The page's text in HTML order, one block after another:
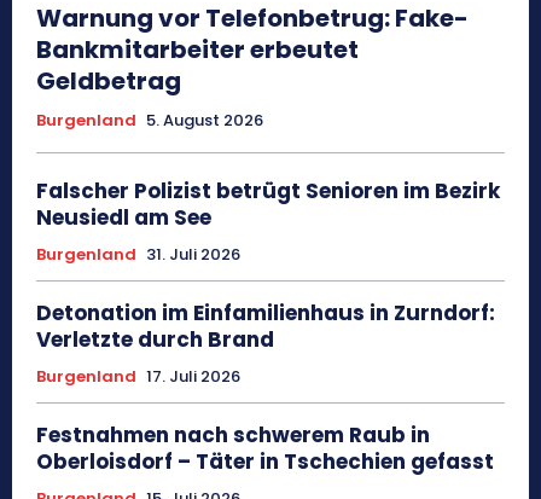
Warnung vor Telefonbetrug: Fake-
Bankmitarbeiter erbeutet
Geldbetrag
Burgenland 5. August 2026
Falscher Polizist betrügt Senioren im Bezirk
Neusiedl am See
Burgenland 31. Juli 2026
Detonation im Einfamilienhaus in Zurndorf:
Verletzte durch Brand
Burgenland 17. Juli 2026
Festnahmen nach schwerem Raub in
Oberloisdorf – Täter in Tschechien gefasst